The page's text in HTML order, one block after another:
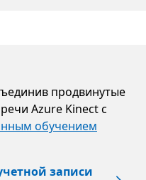
продвинутые
Azure Kinect с
обучением
записи